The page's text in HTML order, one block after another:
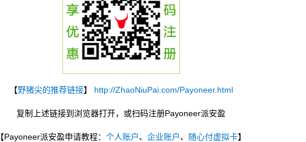
【野猪尖的推荐链接】 http://ZhaoNiuPai.com/Payoneer.html
复制上述链接到浏览器打开，或扫码注册Payoneer派安盈
【Payoneer派安盈申请教程：个人账户、企业账户、 随心付虚拟卡】